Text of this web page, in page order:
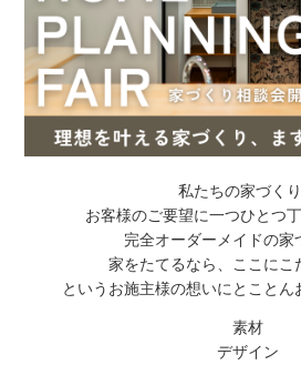
私たちの家づく
お客様のご要望に一つひとつ
完全オーダーメイドの家
家をたてるなら、ここにこ
というお施主様の想いにとことん
素材
デザイン